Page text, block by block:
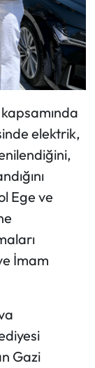
elektrik,
Ege ve
İmam
Gazi